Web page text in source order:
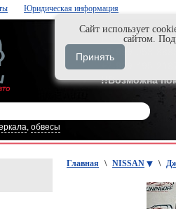
Юридическая информация
Нажми и
+7-929-495-
!!Возможна
, обвесы
Главная \ NISSAN \
Cайт использует
сайтом.
Принять